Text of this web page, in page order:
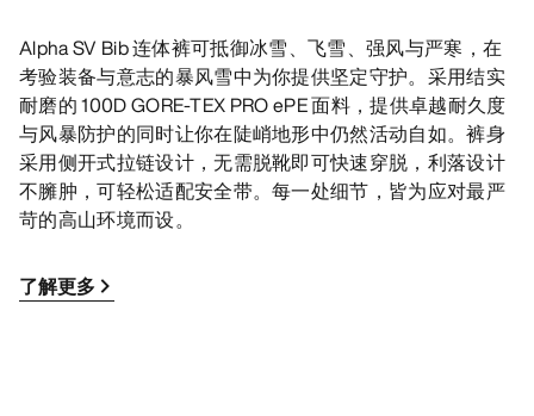
Alpha SV Bib 连体裤可抵御冰雪、飞雪、强风与严寒，在
考验装备与意志的暴风雪中为你提供坚定守护。采用结实
耐磨的 100D GORE-TEX PRO ePE 面料，提供卓越耐久度
与风暴防护的同时让你在陡峭地形中仍然活动自如。裤身
采用侧开式拉链设计，无需脱靴即可快速穿脱，利落设计
不臃肿，可轻松适配安全带。每一处细节，皆为应对最严
苛的高山环境而设。
了解更多